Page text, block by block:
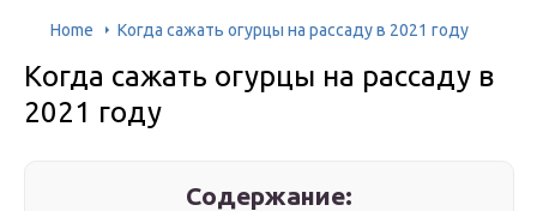
Home Когда сажать огурцы на рассаду в 2021 году
Когда сажать огурцы на рассаду в
2021 году
Содержание: